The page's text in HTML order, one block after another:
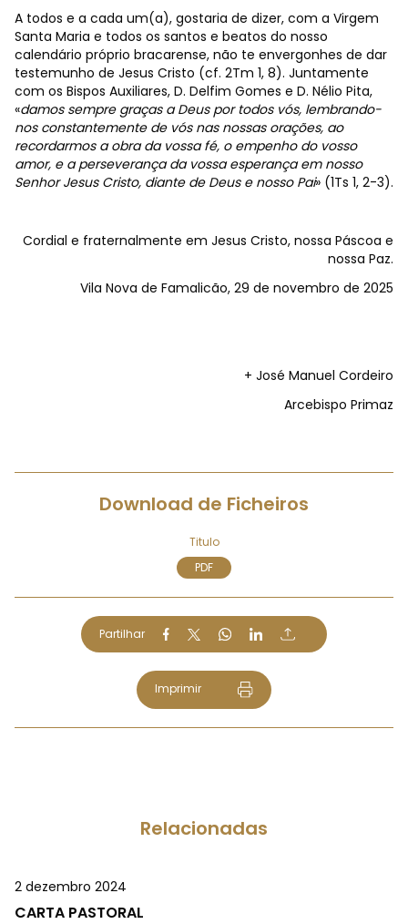
A todos e a cada um(a), gostaria de dizer, com a Virgem
Santa Maria e todos os santos e beatos do nosso
calendário próprio bracarense, não te envergonhes de dar
testemunho de Jesus Cristo (cf. 2Tm 1, 8). Juntamente
com os Bispos Auxiliares, D. Delfim Gomes e D. Nélio Pita,
«damos sempre graças a Deus por todos vós, lembrando-
nos constantemente de vós nas nossas orações, ao
recordarmos a obra da vossa fé, o empenho do vosso
amor, e a perseverança da vossa esperança em nosso
Senhor Jesus Cristo, diante de Deus e nosso Pai» (1Ts 1, 2-3).
Cordial e fraternalmente em Jesus Cristo, nossa Páscoa e
nossa Paz.
Vila Nova de Famalicão, 29 de novembro de 2025
+ José Manuel Cordeiro
Arcebispo Primaz
Download de Ficheiros
Titulo
PDF
Partilhar
Imprimir
Relacionadas
2 dezembro 2024
CARTA PASTORAL